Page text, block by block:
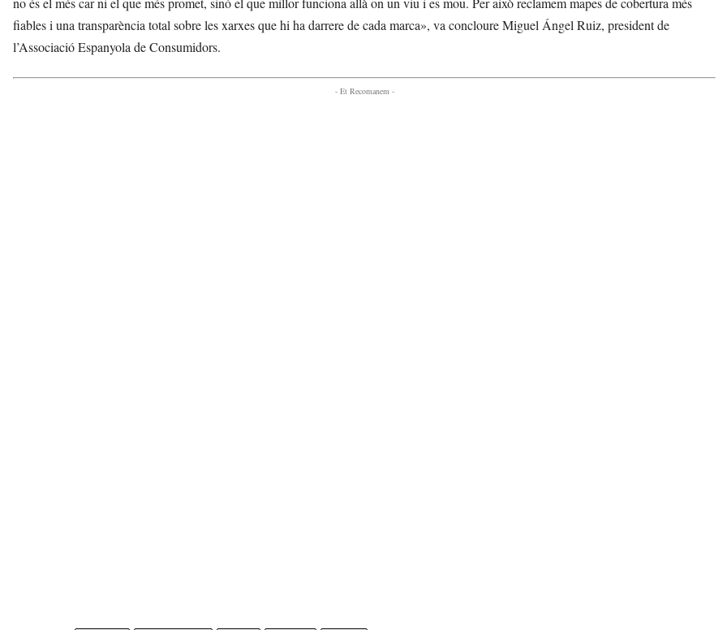
fiables i una transparència total sobre les xarxes que hi ha darrere de cada marca», va concloure Miguel Ángel Ruiz, president de
l’Associació Espanyola de Consumidors.
- Et Recomanem -